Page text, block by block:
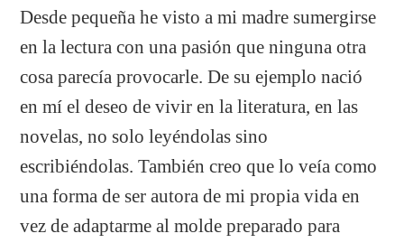
Desde pequeña he visto a mi madre sumergirse
en la lectura con una pasión que ninguna otra
cosa parecía provocarle. De su ejemplo nació
en mí el deseo de vivir en la literatura, en las
novelas, no solo leyéndolas sino
escribiéndolas. También creo que lo veía como
una forma de ser autora de mi propia vida en
vez de adaptarme al molde preparado para